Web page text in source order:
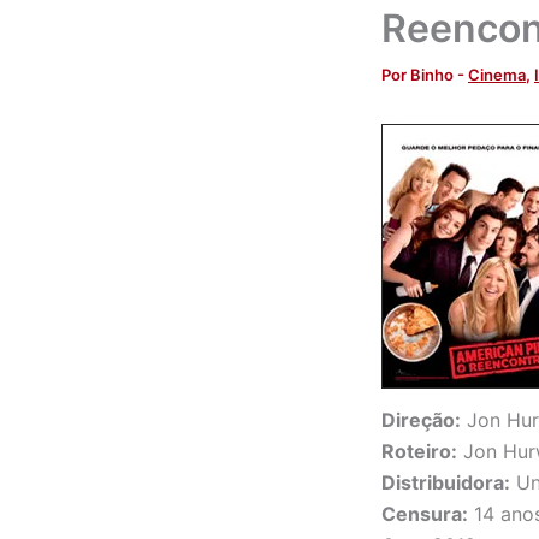
Por Binho-Cinema,
Direção: Jon
Roteiro: Jon
Distribuidora:
Censura: 14